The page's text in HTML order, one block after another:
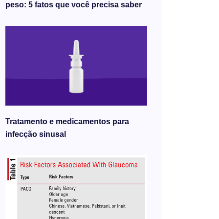
peso: 5 fatos que você precisa saber
Tratamento e medicamentos para
infecção sinusal